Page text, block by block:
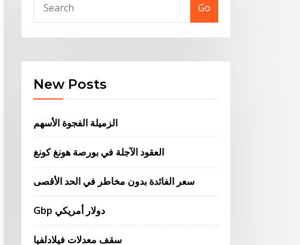
Go
New Posts
الزميلة الفجوة الأسهم
العقود الآجلة في بورصة هونغ كونغ
سعر الفائدة بدون مخاطر في الحد الأقصى
Gbp دولار أمريكي
سقف معدلات فيلادلفيا